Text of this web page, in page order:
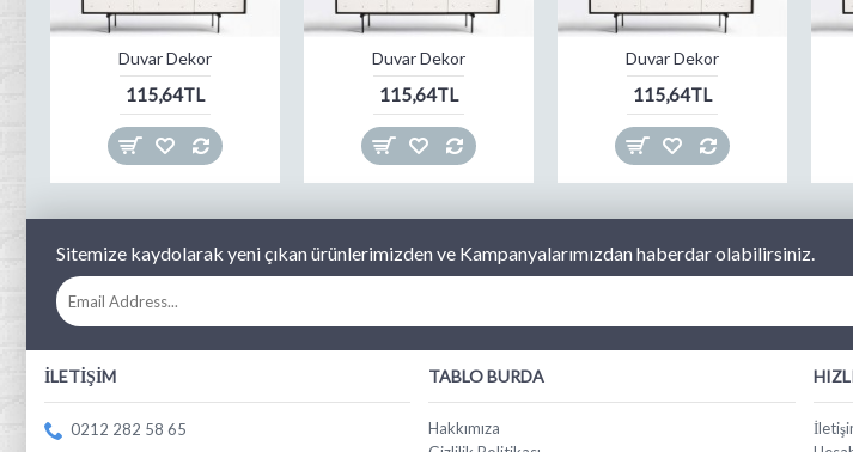
Duvar Dekor
115,64TL
Duvar Dekor
115,64TL
Duvar Dekor
115,64TL
Sitemize kaydolarak yeni çıkan ürünlerimizden ve Kampanyalarımızdan haberdar olabilirsiniz.
İLETIŞIM
0212 282 58 65
TABLO BURDA
Hakkımıza